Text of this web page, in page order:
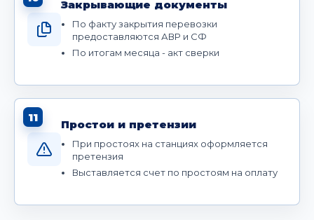
Закрывающие документы
По факту закрытия перевозки
предоставляются АВР и СФ
По итогам месяца - акт сверки
11
Простои и претензии
При простоях на станциях оформляется
претензия
Выставляется счет по простоям на оплату